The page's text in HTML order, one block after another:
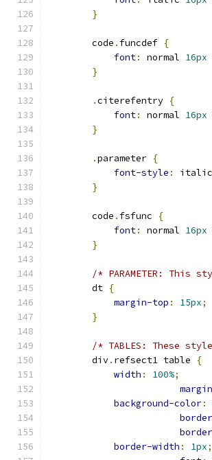
}
        code
. funcdef {
font: normal 16px
}
.citerefentry {
font: normal 16px
}
.parameter {
font-style : italic
}
        code
. fsfunc
{
font: normal 16px
}
/* PARAMETER: This
        dt
{
margin-top : 15px;
}
/* TABLES: These
        div
. refsect1 table
{
width : 100%;
background-color:
border-width : 1px;